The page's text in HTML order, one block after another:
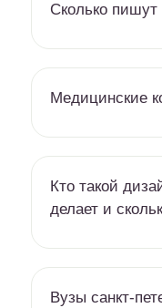
Сколько пишут
Медицинские
Кто такой
делает и
Вузы санкт-